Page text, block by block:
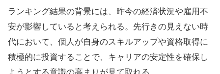
講座は、安定した需要のある職業への転職やキャリア
アップを目指す層の関心の高さを示唆している。
上位10位以内には、ファイナンシャルプランナー
（FP）、簿記3級、登録販売者、行政書士など、専門